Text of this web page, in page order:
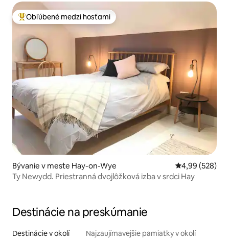
Najobľúbenejšie medzi hosťami
Obľúbené medzi hosťami
Bývanie v meste Hay-on-Wye Priemerné
4,99 (528)
Ty Newydd. Priestranná dvojlôžková izba v srdci Hay
Destinácie na preskúmanie
Destinácie v okolí Najzaujímavejšie pamiatky v okolí